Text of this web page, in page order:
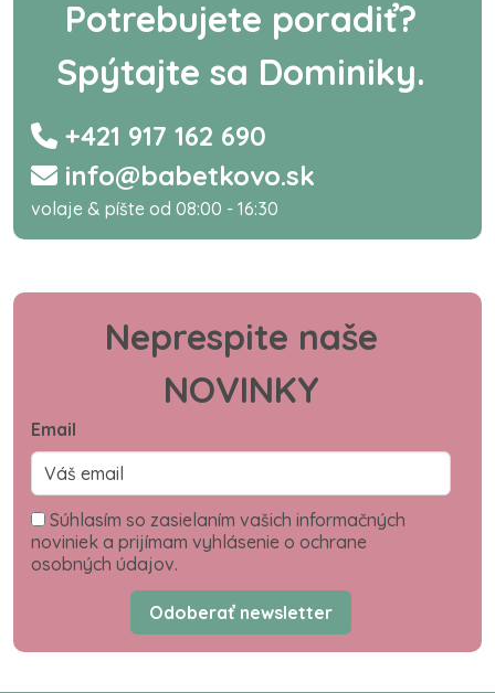
Potrebujete poradiť?
Spýtajte sa Dominiky.
+421 917 162 690
info@babetkovo.sk
volaje & píšte od 08:00 - 16:30
Neprespite naše
NOVINKY
Email
Súhlasím so zasielaním vašich informačných
noviniek a prijímam vyhlásenie o ochrane
osobných údajov.
Odoberať newsletter